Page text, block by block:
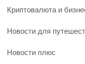
Криптовалюта и
Новости для
Новости плюс